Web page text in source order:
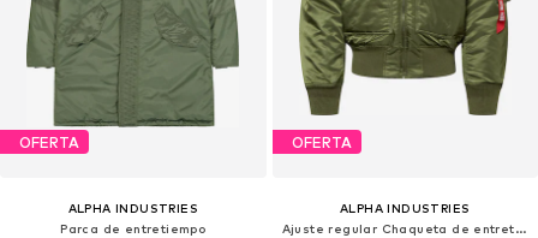
OFERTA
ALPHA INDUSTRIES
Parca de entretiempo
OFERTA
ALPHA INDUSTRIES
Ajuste regular Chaqueta de entretiempo 'CWU 45'